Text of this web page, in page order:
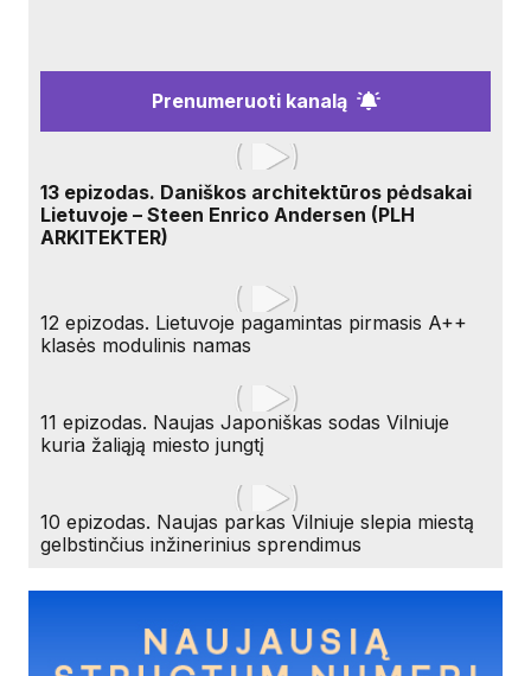
Prenumeruoti kanalą
13 epizodas. Daniškos architektūros pėdsakai
Lietuvoje – Steen Enrico Andersen (PLH
ARKITEKTER)
12 epizodas. Lietuvoje pagamintas pirmasis A++
klasės modulinis namas
11 epizodas. Naujas Japoniškas sodas Vilniuje
kuria žaliąją miesto jungtį
10 epizodas. Naujas parkas Vilniuje slepia miestą
gelbstinčius inžinerinius sprendimus